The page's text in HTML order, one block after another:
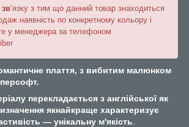
’язку з тим що данний товар знаходиться
наявність по конкретному кольору і
у менеджера за телефоном
плаття, з вибитим малюнком
перекладається з англійської як
якнайкраще характеризує
— унікальну м'якість